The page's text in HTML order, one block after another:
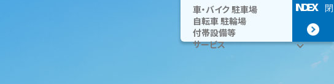
車・バイク 駐車場
自転車 駐輪場
付帯設備等
サービス
INDEX 閉